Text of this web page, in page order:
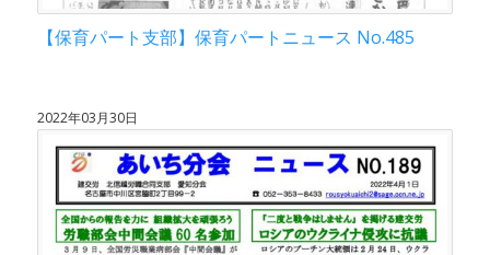
【保育パート支部】保育パートニュース No.485
2022年03月30日